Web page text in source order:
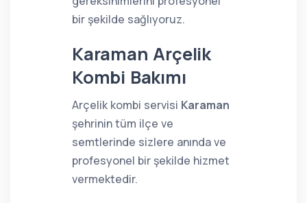
bir şekilde sağlıyoruz.
Karaman Arçelik
Kombi Bakımı
Arçelik kombi servisi Karaman
şehrinin tüm ilçe ve
semtlerinde sizlere anında ve
profesyonel bir şekilde hizmet
vermektedir.